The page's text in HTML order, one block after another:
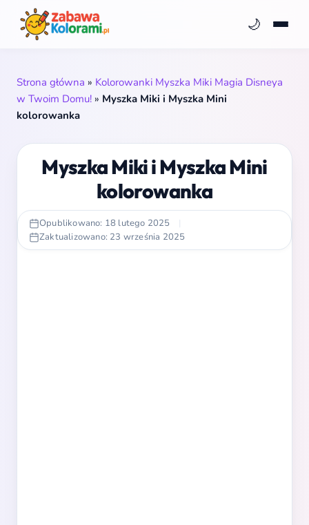
🌙
Strona główna » Kolorowanki Myszka Miki Magia Disneya
w Twoim Domu! » Myszka Miki i Myszka Mini
kolorowanka
Myszka Miki i Myszka Mini
kolorowanka
Opublikowano: 18 lutego 2025
|
Zaktualizowano: 23 września 2025